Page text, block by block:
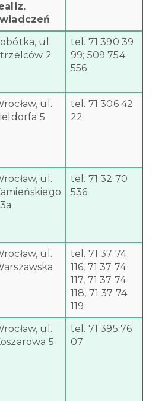
ul.
2
tel. 71 390 39
99; 509 754
556
ul.
5
tel. 71 306 42
22
ul.
tel. 71 32 70
536
ul.
tel. 71 37 74
116, 71 37 74
117, 71 37 74
118, 71 37 74
119
ul.
5
tel. 71 395 76
07